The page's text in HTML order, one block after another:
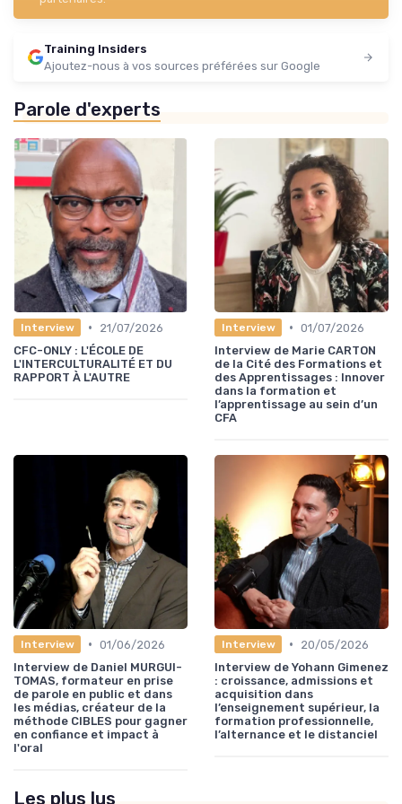
Training Insiders
Ajoutez-nous à vos sources préférées sur Google
Parole d'experts
Interview •
21/07/2026
CFC-ONLY : L'ÉCOLE DE
L'INTERCULTURALITÉ ET DU
RAPPORT À L'AUTRE
Interview • 01/07/2026
Interview de Marie CARTON
de la Cité des Formations et
des Apprentissages : Innover
dans la formation et
l’apprentissage au sein d’un
CFA
Interview • 01/06/2026
Interview de Daniel MURGUI-
TOMAS, formateur en prise
de parole en public et dans
les médias, créateur de la
méthode CIBLES pour gagner
en confiance et impact à
l'oral
Interview •
20/05/2026
Interview de Yohann Gimenez
: croissance, admissions et
acquisition dans
l’enseignement supérieur, la
formation professionnelle,
l’alternance et le distanciel
Les plus lus